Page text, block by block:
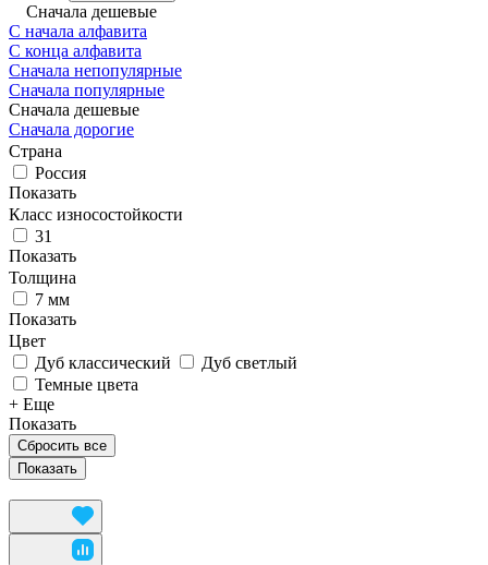
Сначала дешевые
С начала алфавита
С конца алфавита
Сначала непопулярные
Сначала популярные
Сначала дешевые
Сначала дорогие
Страна
Россия
Показать
Класс износостойкости
31
Показать
Толщина
7 мм
Показать
Цвет
Дуб классический
Дуб светлый
Темные цвета
+ Еще
Показать
Сбросить все